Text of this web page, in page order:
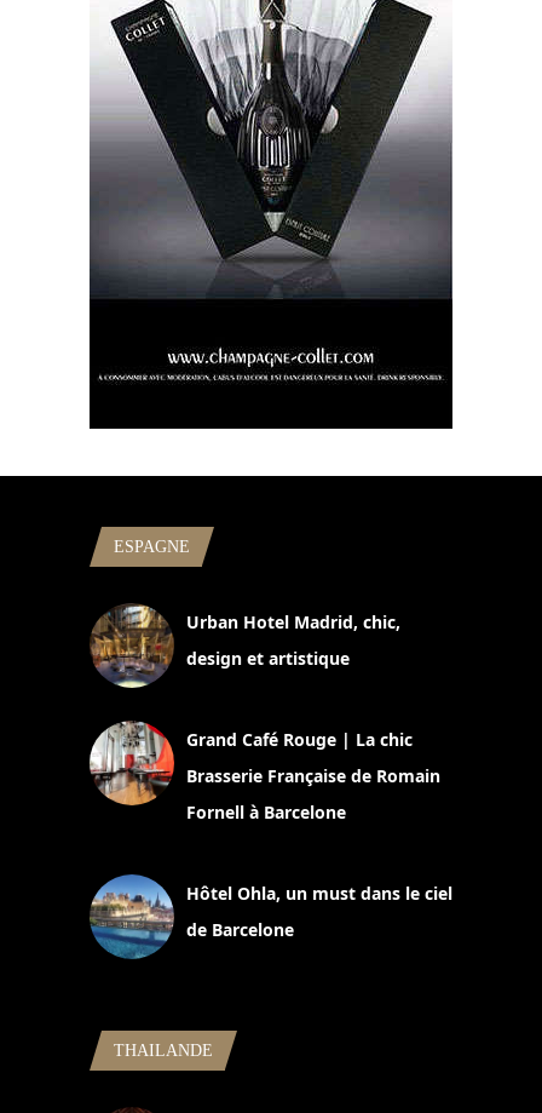
ESPAGNE
Urban Hotel Madrid, chic,
design et artistique
Grand Café Rouge | La chic
Brasserie Française de Romain
Fornell à Barcelone
Hôtel Ohla, un must dans le ciel
de Barcelone
THAILANDE